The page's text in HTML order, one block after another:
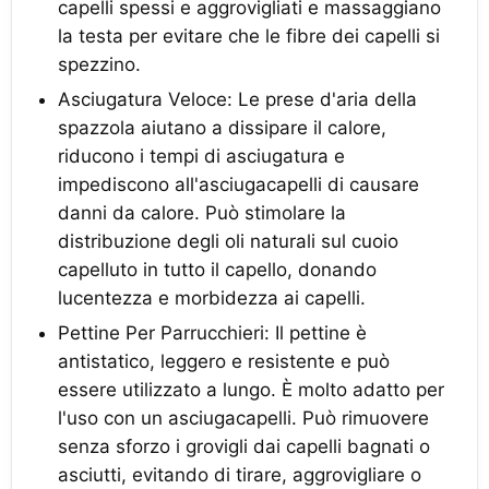
capelli spessi e aggrovigliati e massaggiano
la testa per evitare che le fibre dei capelli si
spezzino.
Asciugatura Veloce: Le prese d'aria della
spazzola aiutano a dissipare il calore,
riducono i tempi di asciugatura e
impediscono all'asciugacapelli di causare
danni da calore. Può stimolare la
distribuzione degli oli naturali sul cuoio
capelluto in tutto il capello, donando
lucentezza e morbidezza ai capelli.
Pettine Per Parrucchieri: Il pettine è
antistatico, leggero e resistente e può
essere utilizzato a lungo. È molto adatto per
l'uso con un asciugacapelli. Può rimuovere
senza sforzo i grovigli dai capelli bagnati o
asciutti, evitando di tirare, aggrovigliare o